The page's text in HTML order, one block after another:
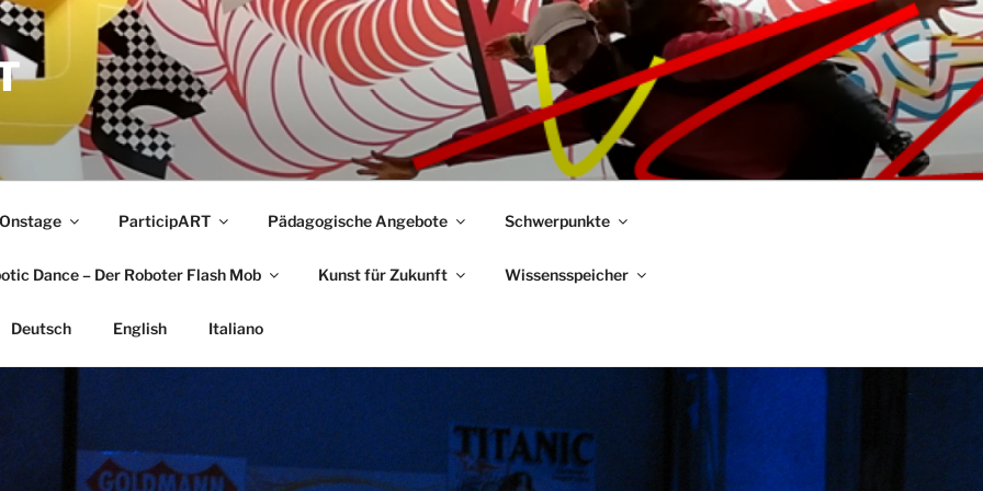
Onstage ParticipART Pädagogische Angebote Schwerpunkte
Dance – Der Roboter Flash Mob Kunst für Zukunft Wissensspeicher
Deutsch English Italiano